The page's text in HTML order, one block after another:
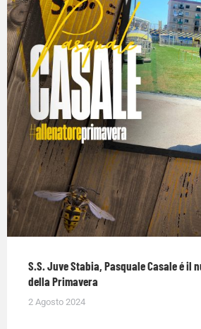
S.S. Juve Stabia, Pasquale Casale é il
della Primavera
2 Agosto 2024